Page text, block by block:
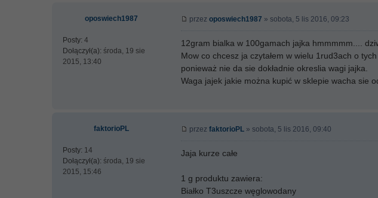
oposwiech1987
Posty: 4
Dołączył(a): środa, 19 sie
2015, 13:40
przez oposwiech1987 » sobota, 5 lis 2016, 09:23
12gram bialka w 100gamach jajka hmmmmm....
Mow co chcesz ja czytałem w wielu 1rud3ach o
ponieważ nie da sie dokładnie okreslia wagi jajka.
Waga jajek jakie można kupić w sklepie wacha sie
faktorioPL
Posty: 14
Dołączył(a): środa, 19 sie
2015, 15:46
przez faktorioPL » sobota, 5 lis 2016, 09:40
Jaja kurze całe
1 g produktu zawiera:
Białko T3uszcze węglowodany